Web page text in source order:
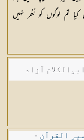
تم لوگوں کو نظر نہیں
آزاد
القرآن -